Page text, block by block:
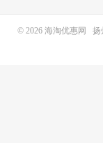
© 2026 海淘优惠网 扬